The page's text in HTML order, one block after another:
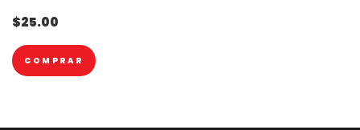
$25.00
COMPRAR